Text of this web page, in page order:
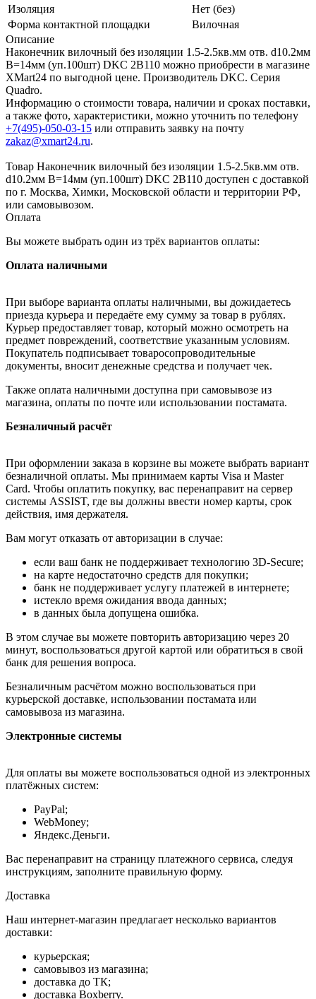
Изоляция
Нет (без)
Форма контактной площадки
Вилочная
Описание
Наконечник вилочный без изоляции 1.5-2.5кв.мм отв. d10.2мм
B=14мм (уп.100шт) DKC 2B110 можно приобрести в магазине
XMart24 по выгодной цене. Производитель DKC. Серия
Quadro.
Информацию о стоимости товара, наличии и сроках поставки,
а также фото, характеристики, можно уточнить по телефону
+7(495)-050-03-15 или отправить заявку на почту
zakaz@xmart24.ru.
Товар Наконечник вилочный без изоляции 1.5-2.5кв.мм отв.
d10.2мм B=14мм (уп.100шт) DKC 2B110 доступен с доставкой
по г. Москва, Химки, Московской области и территории РФ,
или самовывозом.
Оплата
Вы можете выбрать один из трёх вариантов оплаты:
Оплата наличными
При выборе варианта оплаты наличными, вы дожидаетесь
приезда курьера и передаёте ему сумму за товар в рублях.
Курьер предоставляет товар, который можно осмотреть на
предмет повреждений, соответствие указанным условиям.
Покупатель подписывает товаросопроводительные
документы, вносит денежные средства и получает чек.
Также оплата наличными доступна при самовывозе из
магазина, оплаты по почте или использовании постамата.
Безналичный расчёт
При оформлении заказа в корзине вы можете выбрать вариант
безналичной оплаты. Мы принимаем карты Visa и Master
Card. Чтобы оплатить покупку, вас перенаправит на сервер
системы ASSIST, где вы должны ввести номер карты, срок
действия, имя держателя.
Вам могут отказать от авторизации в случае:
если ваш банк не поддерживает технологию 3D-Secure;
на карте недостаточно средств для покупки;
банк не поддерживает услугу платежей в интернете;
истекло время ожидания ввода данных;
в данных была допущена ошибка.
В этом случае вы можете повторить авторизацию через 20
минут, воспользоваться другой картой или обратиться в свой
банк для решения вопроса.
Безналичным расчётом можно воспользоваться при
курьерской доставке, использовании постамата или
самовывоза из магазина.
Электронные системы
Для оплаты вы можете воспользоваться одной из электронных
платёжных систем:
PayPal;
WebMoney;
Яндекс.Деньги.
Вас перенаправит на страницу платежного сервиса, следуя
инструкциям, заполните правильную форму.
Доставка
Наш интернет-магазин предлагает несколько вариантов
доставки:
курьерская;
самовывоз из магазина;
доставка до ТК;
доставка Boxberry.